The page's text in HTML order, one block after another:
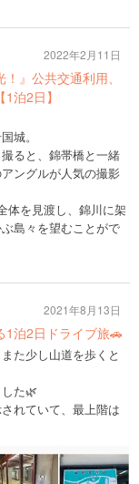
』公共交通利用、
泊2日】
城。
ると、錦帯橋と一緒
ングルが人気の撮影
体を見渡し、錦川に架
島々を望むことがで
2022年2月11日
1泊2日ドライブ旅🚗
た少し山道を歩くと
た🌿
れていて、最上階は
2021年8月13日